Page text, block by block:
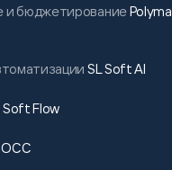
и бюджетирование
SL Soft AI
Soft Flow